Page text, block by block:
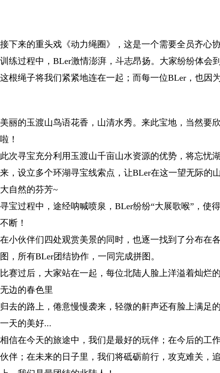
接下来的重头戏《动力绳圈》，这是一个需要全员齐心
训练过程中，BLer激情澎湃，斗志昂扬。大家纷纷体会
这根绳子将我们紧紧地连在一起；而每一位BLer，也因
美丽的玉渡山鸟语花香，山清水秀。来此宝地，当然要
啦！
此次寻宝充分利用玉渡山千亩山水资源的优势，将忘忧
来，设立多个环湖寻宝线索点，让BLer在这一望无际的
大自然的芬芳~
寻宝过程中，途经呐喊喷泉，BLer纷纷“大展歌喉”，使
不断！
在小伙伴们四处观赏美景的同时，也逐一找到了分布在
图，所有BLer团结协作，一同完成拼图。
比赛过后，大家站在一起，每位北陆人脸上洋溢着灿烂
无边的春色里
归去的路上，倦意慢慢袭来，轻微的鼾声还有脸上满足
一天的美好...
相信在今天的旅途中，我们是最好的玩伴；在今后的工
伙伴；在未来的日子里，我们将砥砺前行，攻克难关，